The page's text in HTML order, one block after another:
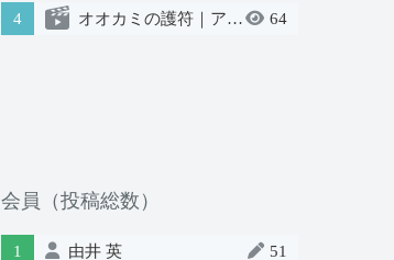
4 オオカミの護符｜アカデミック版 64
会員（投稿総数）
1 由井 英 51